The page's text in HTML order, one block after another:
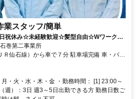
業スタッフ/簡単
日祝休み☆未経験歓迎☆髪型自由☆Wワーク◎
深夜機械洗浄
巻第二事業所
Ｒ仙石線）から車で７分 駐車場完備 車・バイ
赤井駅(ＪＲ仙石線),石巻あゆみ野駅(ＪＲ仙
)
・火・水・木・金 ・勤務時間： [1] 23:00～
週）：3日 週3～5日出勤できる方 勤務日数ご